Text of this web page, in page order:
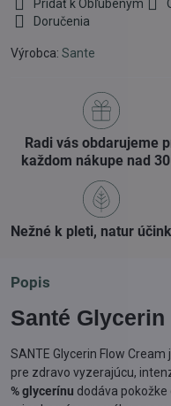
Pridať k Obľúbeným
Doručenia
Výrobca: Sante
Radi vás obdarujeme
každom nákupe nad
Nežné k pleti, natur
Popis
Santé
SANTE Glycerin Flow
pre zdravo vyzerajúcu,
% glycerínu dodáva